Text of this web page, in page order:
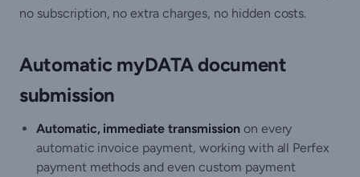
no subscription, no extra charges, no hidden costs.
Automatic myDATA document
submission
Automatic, immediate transmissionon every
automatic invoice payment, working with all Perfex
payment methods and even custom payment